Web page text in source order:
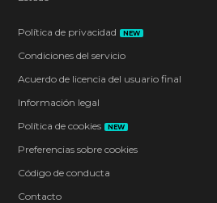
Política de privacidad NEW
Condiciones del servicio
Acuerdo de licencia del usuario final
Información legal
Política de cookies
NEW
Preferencias sobre cookies
Código de conducta
Contacto